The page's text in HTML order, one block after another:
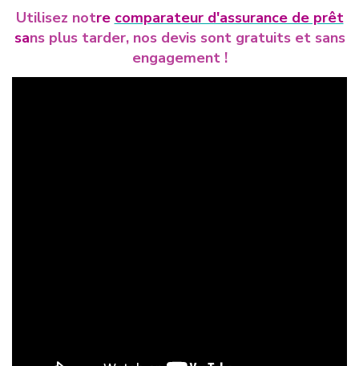
Utilisez notre comparateur d'assurance de prêt
sans plus tarder, nos devis sont gratuits et sans
engagement !